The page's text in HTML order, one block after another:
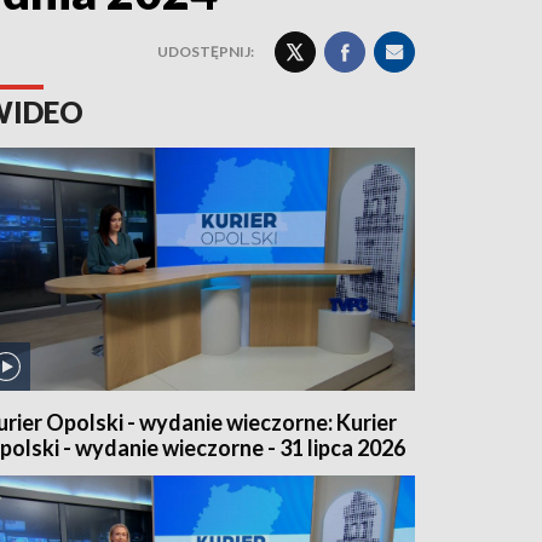
UDOSTĘPNIJ:
Opolski - wydanie wieczorne: Kurier
- wydanie wieczorne - 31 lipca 2026